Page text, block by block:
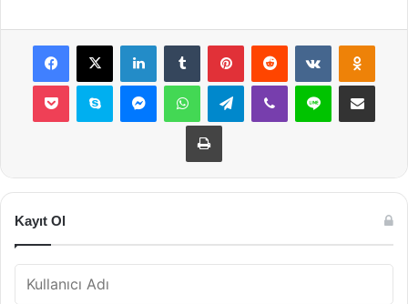
Facebook
X LinkedInTumblr PinterestReddit VKontakte
Pocket Skype MessengerWhatsAppTelegramViber Line E-Posta ile
Yazdır
Kayıt Ol